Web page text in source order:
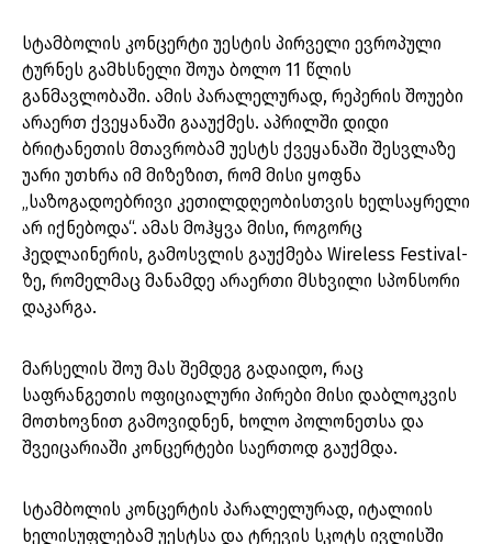
სტამბოლის კონცერტი უესტის პირველი ევროპული
ტურნეს გამხსნელი შოუა ბოლო 11 წლის
განმავლობაში. ამის პარალელურად, რეპერის შოუები
არაერთ ქვეყანაში გააუქმეს. აპრილში დიდი
ბრიტანეთის მთავრობამ უესტს ქვეყანაში შესვლაზე
უარი უთხრა იმ მიზეზით, რომ მისი ყოფნა
„საზოგადოებრივი კეთილდღეობისთვის ხელსაყრელი
არ იქნებოდა“. ამას მოჰყვა მისი, როგორც
ჰედლაინერის, გამოსვლის გაუქმება Wireless Festival-
ზე, რომელმაც მანამდე არაერთი მსხვილი სპონსორი
დაკარგა.
მარსელის შოუ მას შემდეგ გადაიდო, რაც
საფრანგეთის ოფიციალური პირები მისი დაბლოკვის
მოთხოვნით გამოვიდნენ, ხოლო პოლონეთსა და
შვეიცარიაში კონცერტები საერთოდ გაუქმდა.
სტამბოლის კონცერტის პარალელურად, იტალიის
ხელისუფლებამ უესტსა და ტრევის სკოტს ივლისში